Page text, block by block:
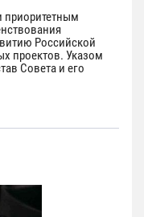
приоритетным
Российской
проектов. Указом
Совета и его